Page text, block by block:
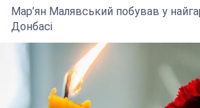
Мар’ян Малявський побував у
Донбасі